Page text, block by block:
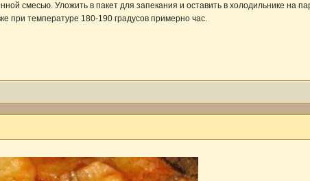
смесью. Уложить в пакет для запекания и оставить в холодильнике на
при температуре 180-190 градусов примерно час.